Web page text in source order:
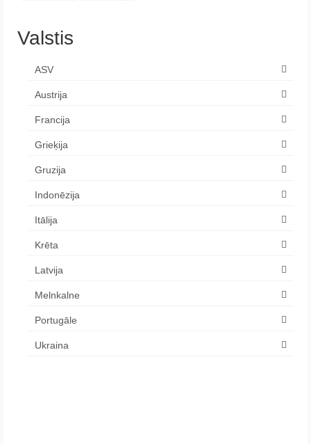
Valstis
ASV
Austrija
Francija
Grieķija
Gruzija
Indonēzija
Itālija
Krēta
Latvija
Melnkalne
Portugāle
Ukraina